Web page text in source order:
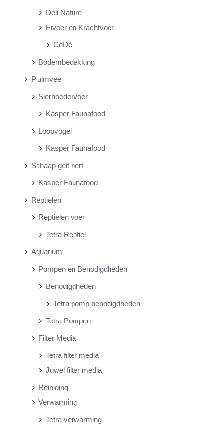
Deli Nature
Eivoer en Krachtvoer
CéDé
Bodembedekking
Pluimvee
Sierhoedervoer
Kasper Faunafood
Loopvogel
Kasper Faunafood
Schaap geit hert
Kasper Faunafood
Reptielen
Reptielen voer
Tetra Reptiel
Aquarium
Pompen en Benodigdheden
Benodigdheden
Tetra pomp benodigdheden
Tetra Pompen
Filter Media
Tetra filter media
Juwel filter media
Reiniging
Verwarming
Tetra verwarming